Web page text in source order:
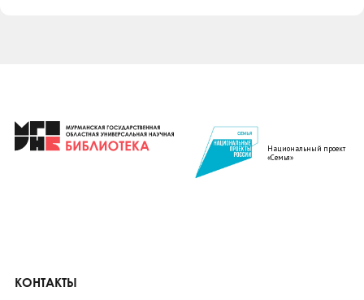
Национальный проект
«Семья»
КОНТАКТЫ